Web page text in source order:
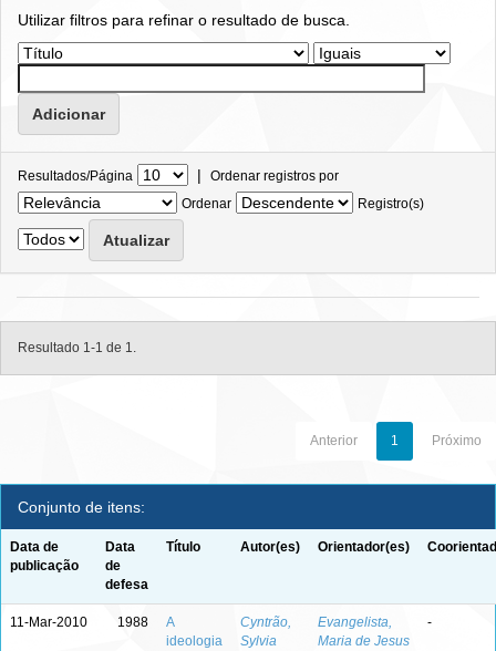
Utilizar filtros para refinar o resultado de busca.
Resultados/Página | Ordenar registros por
Ordenar
Registro(s)
Resultado 1-1 de 1.
Anterior 1 Próximo
Conjunto de itens:
Data de
publicação
Data
de
defesa
Título Autor(es) Orientador(es)
11-Mar-2010 1988
A
ideologia
Cyntrão,
Sylvia
Evangelista,
Maria de Jesus
-